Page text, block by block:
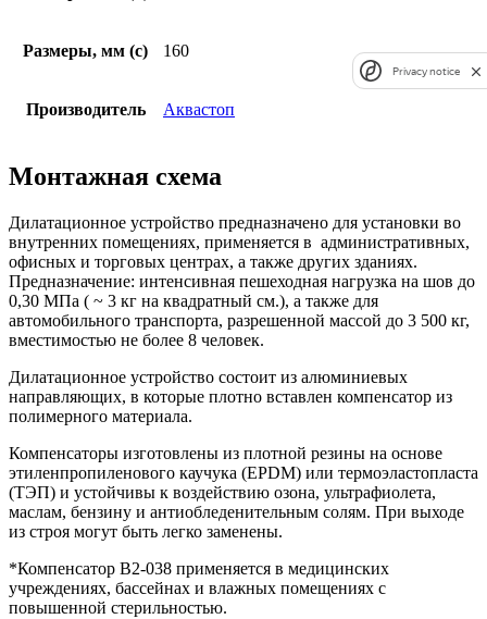
Размеры, мм (c) 160
Производитель Аквастоп
Монтажная схема
Дилатационное устройство предназначено для установки во
внутренних помещениях, применяется в административных,
офисных и торговых центрах, а также других зданиях.
Предназначение: интенсивная пешеходная нагрузка на шов до
0,30 МПа ( ~ 3 кг на квадратный см.), а также для
автомобильного транспорта, разрешенной массой до 3 500 кг,
вместимостью не более 8 человек.
Дилатационное устройство состоит из алюминиевых
направляющих, в которые плотно вставлен компенсатор из
полимерного материала.
Компенсаторы изготовлены из плотной резины на основе
этиленпропиленового каучука (EPDM) или термоэластопласта
(ТЭП) и устойчивы к воздействию озона, ультрафиолета,
маслам, бензину и антиобледенительным солям. При выходе
из строя могут быть легко заменены.
*Компенсатор В2-038 применяется в медицинских
учреждениях, бассейнах и влажных помещениях с
повышенной стерильностью.
Privacy notice